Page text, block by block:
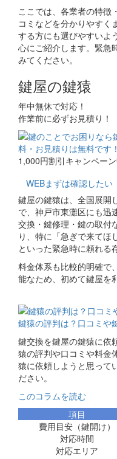
ここでは、各業者の特徴
コミなどを分かりやすく
する方にも選びやすいよ
心にご紹介します。緊急
みてください。
鍵屋の鍵猿
年中無休で対応！
作業前に必ずお見積り！
1,000円割引キャンペー
WEBまずは確認したい
鍵屋の鍵猿は、全国展開
で、神戸市東灘区にも迅
交換・鍵修理・鍵の取付
り、特に「急ぎで来てほ
といった緊急時に頼れる
料金体系も比較的明確で
能なため、初めて鍵屋を
鍵猿の評判は？口コミや
鍵交換を鍵屋の鍵猿に依
猿の評判や口コミや料金
猿に依頼しようと思って
ださい。
このコラムを読む
項目
費用目安（鍵開け）
対応時間
対応エリア